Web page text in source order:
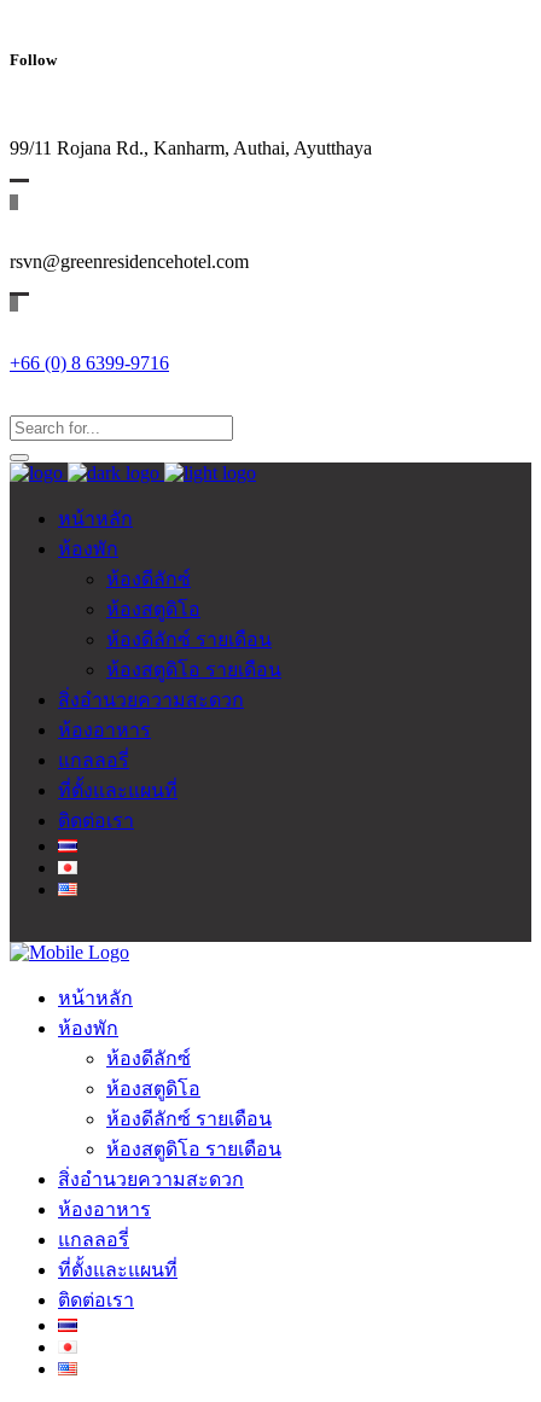
Follow
99/11 Rojana Rd., Kanharm, Authai, Ayutthaya
rsvn@greenresidencehotel.com
+66 (0) 8 6399-9716
หน้าหลัก
ห้องพัก
ห้องดีลักซ์
ห้องสตูดิโอ
ห้องดีลักซ์ รายเดือน
ห้องสตูดิโอ รายเดือน
สิ่งอำนวยความสะดวก
ห้องอาหาร
แกลลอรี่
ที่ตั้งและแผนที่
ติดต่อเรา
หน้าหลัก
ห้องพัก
ห้องดีลักซ์
ห้องสตูดิโอ
ห้องดีลักซ์ รายเดือน
ห้องสตูดิโอ รายเดือน
สิ่งอำนวยความสะดวก
ห้องอาหาร
แกลลอรี่
ที่ตั้งและแผนที่
ติดต่อเรา